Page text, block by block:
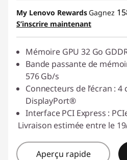
My Lenovo Rewards Gagnez
S’inscrire maintenant
Mémoire GPU 32 Go
Bande passante de
576 Gb/s
Connecteurs de l’écran :
DisplayPort®
Interface PCI Express :
Livraison estimée entre le
Aperçu rapide